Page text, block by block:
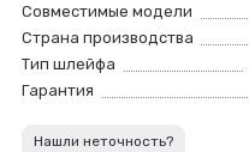
Совместимые модели
Страна производства
Тип шлейфа
Гарантия
Нашли неточность?